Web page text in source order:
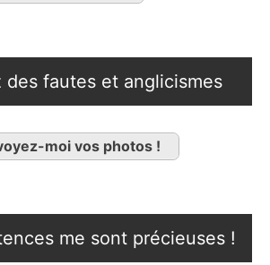
des fautes et anglicismes
moi vos photos !
me sont précieuses !